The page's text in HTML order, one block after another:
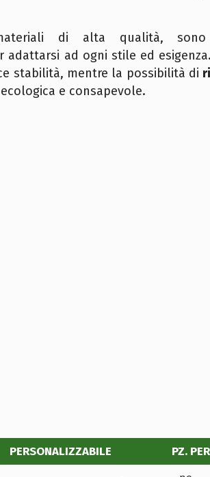
di alta qualità, sono
adattarsi ad ogni stile ed
stabilità, mentre la possibilità di
e consapevole.
PERSONALIZZABILE PZ.